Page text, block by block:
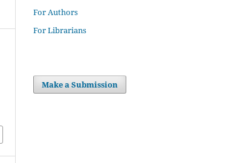
For Authors
For Librarians
Make a Submission